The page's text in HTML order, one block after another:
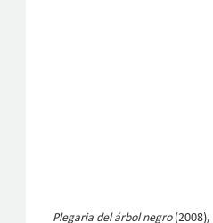
Plegaria del árbol negro(2008),